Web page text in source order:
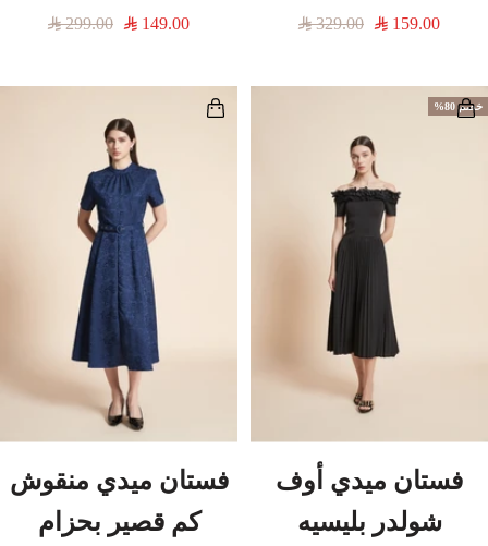
السعر
159.00
السعر
329.00
السعر
149.00
السعر
299.00
خصم 80%
فستان ميدي أوف
شولدر بليسيه
فستان ميدي منقوش
كم قصير بحزام